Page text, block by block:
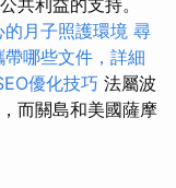
共利益的支持。
月子照護環境 尋
哪些文件，詳細
優化技巧 法屬波
而關島和美國薩摩